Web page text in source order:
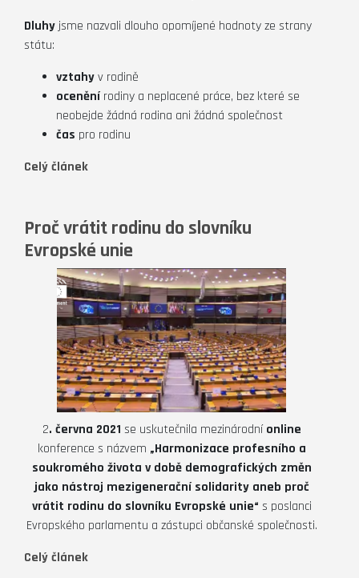
Dluhyjsme nazvali dlouho opomíjené hodnoty ze strany
státu:
vztahyv rodině
ocenění rodiny a neplacené práce, bez které se
neobejde žádná rodina ani žádná společnost
čas pro rodinu
Celý článek
Proč vrátit rodinu do slovníku
Evropské unie
2. června 2021 se uskutečnila mezinárodníonline
konference s názvem „Harmonizace profesního a
soukromého života v době demografických změn
jako nástroj mezigenerační solidarity aneb proč
vrátit rodinu do slovníku Evropské unie“ s poslanci
Evropského parlamentu a zástupci občanské společnosti.
Celý článek